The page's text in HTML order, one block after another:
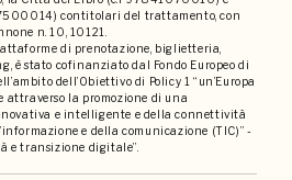
contitolari del trattamento, con
n. 10, 10121.
di prenotazione, biglietteria,
è stato cofinanziato dal Fondo Europeo di
dell’Obiettivo di Policy 1 “un’Europa
la promozione di una
e intelligente e della connettività
e della comunicazione (TIC)” -
e transizione digitale”.